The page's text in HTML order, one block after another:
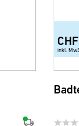
CHF
inkl.